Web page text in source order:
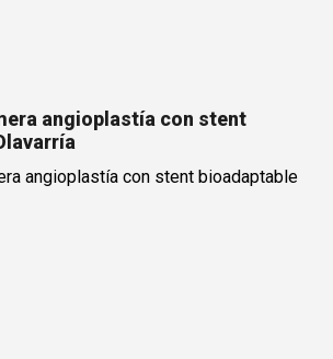
angioplastía con stent